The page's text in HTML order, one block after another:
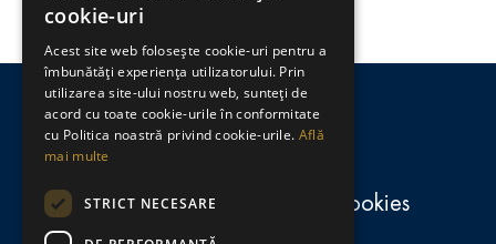
Regulamente
consumă-responsabil.ro
Politica de confidențialitate și cookies
împlinit vârsta de 18 ani.
cookie-uri
Acest site web folosește cookie-uri pentru a
îmbunătăți experiența utilizatorului. Prin
utilizarea site-ului nostru web, sunteți de
acord cu toate cookie-urile în conformitate
cu Politica noastră privind cookie-urile. Află
mai multe
STRICT NECESARE